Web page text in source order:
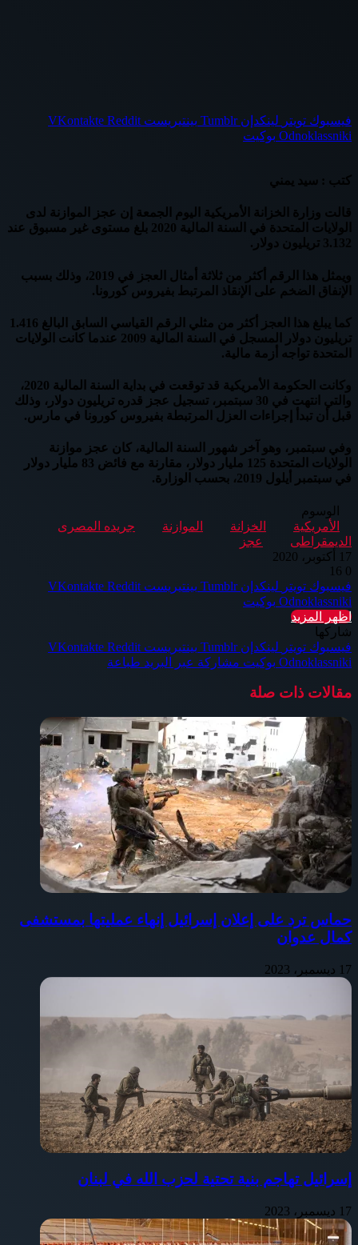
فيسبوك تويتر لينكدإن بينتيريست
Odnoklassniki بوكيت
كتب : سيد يمني
قالت وزارة الخزانة الأمريكية اليوم الجمعة إن عجز الموازنة لدى
الولايات المتحدة في السنة المالية 2020 بلغ مستوى غير مسبوق عند
3.132 تريليون دولار.
ويمثل هذا الرقم أكثر من ثلاثة أمثال العجز في 2019، وذلك بسبب
الإنفاق الضخم على الإنقاذ المرتبط بفيروس كورونا.
كما يبلغ هذا العجز أكثر من مثلي الرقم القياسي السابق البالغ 1.416
تريليون دولار المسجل في السنة المالية 2009 عندما كانت الولايات
المتحدة تواجه أزمة مالية.
وكانت الحكومة الأمريكية قد توقعت في بداية السنة المالية 2020،
والتي انتهت في 30 سبتمبر، تسجيل عجز قدره تريليون دولار، وذلك
قبل أن تبدأ إجراءات العزل المرتبطة بفيروس كورونا في مارس.
وفي سبتمبر، وهو آخر شهور السنة المالية، كان عجز موازنة
الولايات المتحدة 125 مليار دولار، مقارنة مع فائض 83 مليار دولار
في سبتمبر أيلول 2019، بحسب الوزارة.
الوسوم
الأمريكية
الخزانة الموازنة
جريده المصرى
الديمقراطى
عجز
17 أكتوبر، 2020
0
فيسبوك تويتر لينكدإن بينتيريست
Odnoklassniki بوكيت
اظهر المزيد
شاركها
فيسبوك تويتر لينكدإن بينتيريست
Odnoklassniki بوكيت مشاركة عبر البريد طباعة
مقالات ذات صلة
حماس ترد على إعلان إسرائيل إنهاء عمليتها بمستشفى
كمال عدوان
17 ديسمبر، 2023
إسرائيل تهاجم بنية تحتية لحزب الله في لبنان
17 ديسمبر، 2023